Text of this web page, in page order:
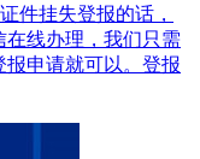
件挂失登报的话，
在线办理，我们只需
申请就可以。登报